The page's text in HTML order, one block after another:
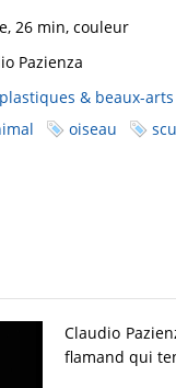
26 min, couleur
Pazienza
& beaux-arts
oiseau
Claudio
flamand qui